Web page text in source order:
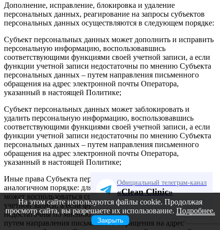
Дополнение, исправление, блокировка и удаление
персональных данных, реагирование на запросы субъектов
персональных данных осуществляются в следующем порядке:
Субъект персональных данных может дополнить и исправить
персональную информацию, воспользовавшись
соответствующими функциями своей учетной записи, а если
функции учетной записи недостаточны по мнению Субъекта
персональных данных – путем направления письменного
обращения на адрес электронной почты Оператора,
указанный в настоящей Политике;
Субъект персональных данных может заблокировать и
удалить персональную информацию, воспользовавшись
соответствующими функциями своей учетной записи, а если
функции учетной записи недостаточны по мнению Субъекта
персональных данных – путем направления письменного
обращения на адрес электронной почты Оператора,
указанный в настоящей Политике;
Иные права Субъекта персональных данных реализуются в
аналогичном порядке: для реализации права Пользователь
может воспользоваться соответствующими функциями своей
учетной записи, а если функции учетной записи
недостаточны по мнению Субъекта персональных данных –
путем направления письменного обращения на адрес
Официальный телеграм-канал
«Clean Clinic»
На этом сайте используются файлы cookie. Продолжая
просмотр сайта, вы разрешаете их использование. Подробнее.
Закрыть